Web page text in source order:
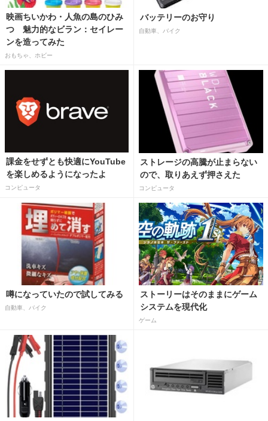
映画ちいかわ・人魚の島のひみ
つ 魅力的なビラン：セイレー
ンを造ってみた
おもちゃ、ホビー
バッテリーのお守り
自動車、バイク
課金をせずとも快適にYouTube
を楽しめるようになったよ
コンピュータ
ストレージの高騰が止まらない
ので、取りあえず押さえた
コンピュータ
噂になっていたので試してみる
自動車、バイク
ストーリーはそのままにゲーム
システムを現代化
ゲーム